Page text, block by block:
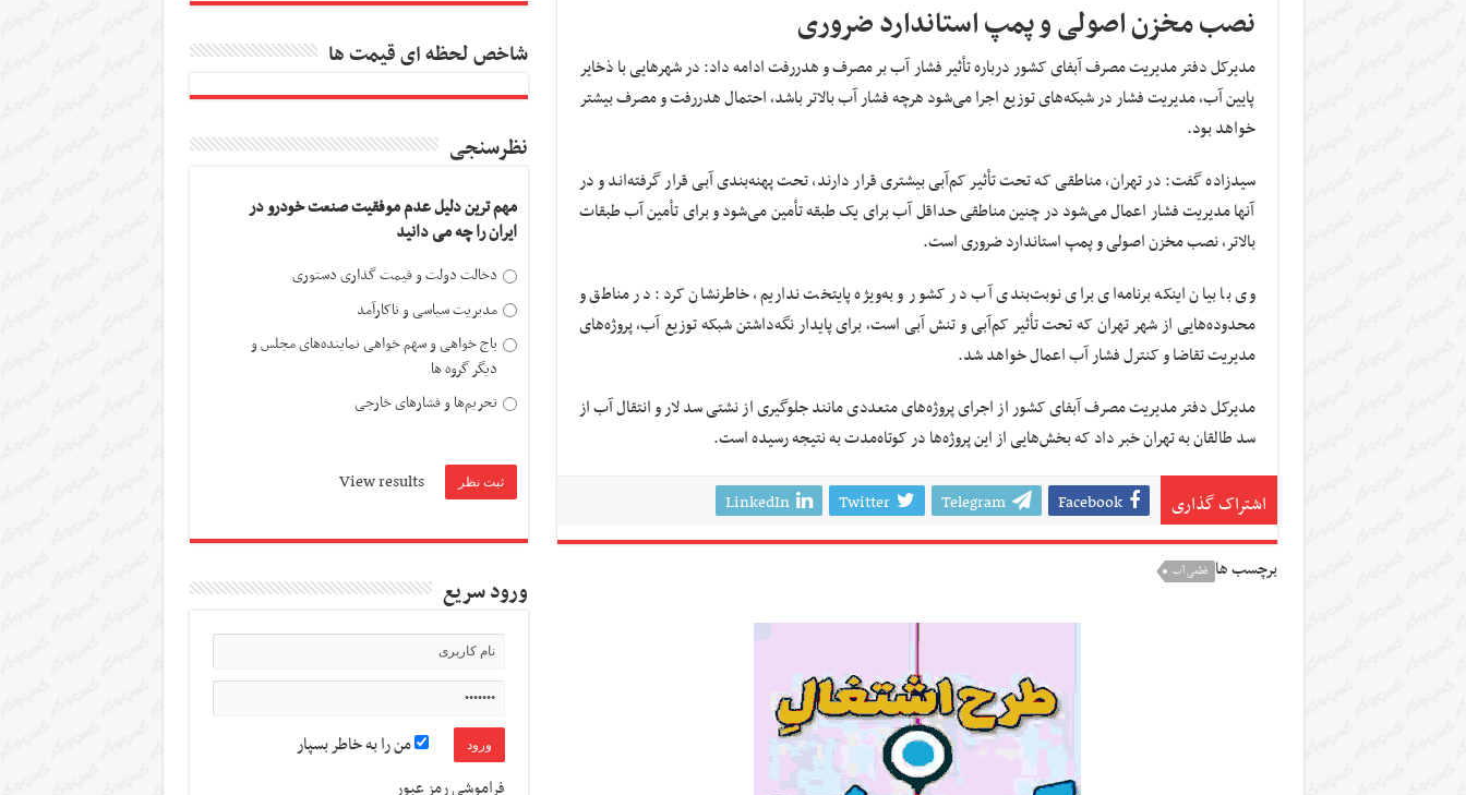
نصب مخزن اصولی و پمپ استاندارد ضروری
مدیرکل دفتر مدیریت مصرف آبفای کشور درباره تأثیر فشار آب بر مصرف و هدررفت ادامه داد: در شهرهایی با ذخایر
پایین آب، مدیریت فشار در شبکه‌های توزیع اجرا می‌شود هرچه فشار آب بالاتر باشد، احتمال هدررفت و مصرف بیشتر
خواهد بود.
سیدزاده گفت: در تهران، مناطقی که تحت تأثیر کم‌آبی بیشتری قرار دارند، تحت پهنه‌بندی آبی قرار گرفته‌اند و در
آنها مدیریت فشار اعمال می‌شود در چنین مناطقی حداقل آب برای یک طبقه تأمین می‌شود و برای تأمین آب طبقات
بالاتر، نصب مخزن اصولی و پمپ استاندارد ضروری است.
وی با بیان اینکه برنامه‌ای برای نوبت‌بندی آب در کشور و به‌ویژه پایتخت نداریم، خاطرنشان کرد: در مناطق و
محدوده‌هایی از شهر تهران که تحت تأثیر کم‌آبی و تنش آبی است، برای پایدار نگه‌داشتن شبکه توزیع آب، پروژه‌های
مدیریت تقاضا و کنترل فشار آب اعمال خواهد شد.
مدیرکل دفتر مدیریت مصرف آبفای کشور از اجرای پروژه‌های متعددی مانند جلوگیری از نشتی سد لار و انتقال آب از
سد طالقان به تهران خبر داد که بخش‌هایی از این پروژه‌ها در کوتاه‌مدت به نتیجه رسیده است.
اشتراک گذاری Facebook
Telegram
Twitter
LinkedIn
برچسب ها قطعی آب
شاخص لحظه ای قیمت ها
نظرسنجی
مهم ترین دلیل عدم موفقیت صنعت خودرو در
ایران را چه می دانید
دخالت دولت و قیمت گذاری دستوری
مدیریت سیاسی و ناکارآمد
باج خواهی و سهم خواهی نماینده‌های مجلس و
دیگر گروه ها
تحریم‌ها و فشارهای خارجی
View results
ورود سریع
من را به خاطر بسپار
فراموشی رمز عبور